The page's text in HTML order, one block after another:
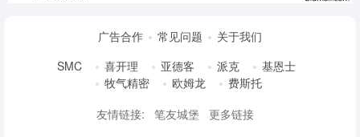
广告合作 常见问题
关于我们
SMC
喜开理 亚德客 派克
基恩士
牧气精密
欧姆龙
费斯托
友情链接:
笔友城堡 更多链接